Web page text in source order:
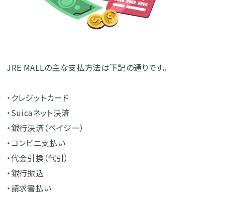
JRE MALLの主な支払方法は下記の通りです。
・クレジットカード
・Suicaネット決済
・銀行決済（ペイジー）
・コンビニ支払い
・代金引換（代引）
・銀行振込
・請求書払い